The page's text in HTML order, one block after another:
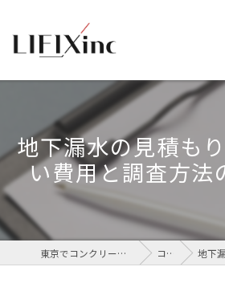
地下漏水の見積も
い費用と調査方法
東京でコンクリートなら株式会社LIFIX コラム 地下漏水の